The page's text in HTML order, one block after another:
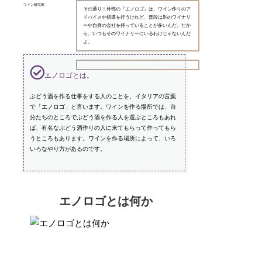
ワイン研究家
その通り！外部の『エノロゴ』は、ワイン作りのア
ドバイスや指導を行うけれど、普段は別のワイナリ
ーや自身の会社を持っていることが多いんだ。だか
ら、いつもそのワイナリーにいるわけじゃないんだ
よ。
エノロゴとは。
ぶどう酒を作る仕事をする人のことを、イタリアの言葉
で「エノロゴ」と言います。ワインを作る場所では、自
分たちのところでぶどう酒を作る人を選ぶところもあれ
ば、有名なぶどう酒作りの人に来てもらって作ってもら
うところもあります。ワインを作る場所によって、いろ
いろなやり方があるのです。
エノロゴとは何か